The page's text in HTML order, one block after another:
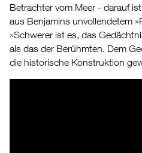
Betrachter vom Meer - darauf
aus Benjamins unvollendetem
»Schwerer ist es, das
als das der Berühmten. Dem
die historische Konstruktion